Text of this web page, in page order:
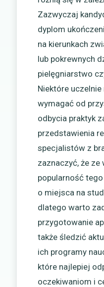
Zazwyczaj
dyplom
na kierunkach
lub pokrewnych
pielęgniarstwo
Niektóre
wymagać od
odbycia praktyk
przedstawienia
specjalistów z
zaznaczyć, że ze
popularność
o miejsca na
dlatego warto
przygotowanie
także śledzić
ich programy
które najlepiej
oczekiwaniom i